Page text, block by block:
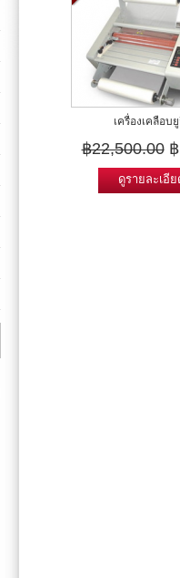
เครื่องเคลือบ
฿22,500.00฿
ดูรายละเอี